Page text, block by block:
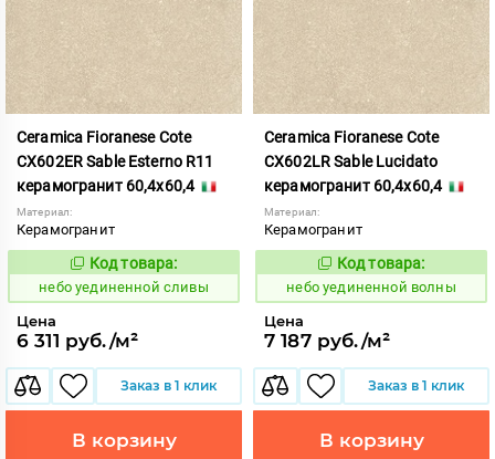
Ceramica Fioranese Cote
CX602ER Sable Esterno R11
керамогранит 60,4x60,4
Материал:
Керамогранит
1122886
Код товара:
небо уединенной сливы
Цена
6 311 руб./м²
Заказ в 1 клик
В корзину
Ceramica Fioranese Cote
CX602LR Sable Lucidato
керамогранит 60,4x60,4
Материал:
Керамогранит
1122887
Код товара:
небо уединенной волны
Цена
7 187 руб./м²
Заказ в 1 клик
В корзину